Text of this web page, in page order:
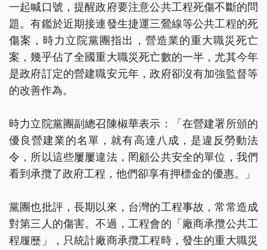
一起喊口號，提醒政府要注意公共工程死傷不斷的問
題。有鑑於近期接連發生捷運三鶯線等公共工程的死
傷案，時力立院黨團指出，營造業的重大職災死亡
案，幾乎佔了全國重大職災死亡數的一半，尤其今年
是政府訂定的營建職安元年，政府卻沒有加強監督等
的改善作為。
時力立院黨團副總召陳椒華表示：「在營建署所頒的
優良營建業的名單，就有高達八成，是違反勞動法
令，所以這些屢屢違法，罔顧公共安全的單位，我們
看到承攬了政府工程，他們卻享有押標金的優惠。」
黨團也批評，長期以來，台灣的工程事故，常常造成
對第三人的傷害。不過，工程會的「廠商承攬公共工
程履歷」，只統計廠商承攬工程時，發生的重大職災